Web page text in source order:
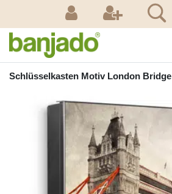
Schlüsselkasten Motiv London Bridge